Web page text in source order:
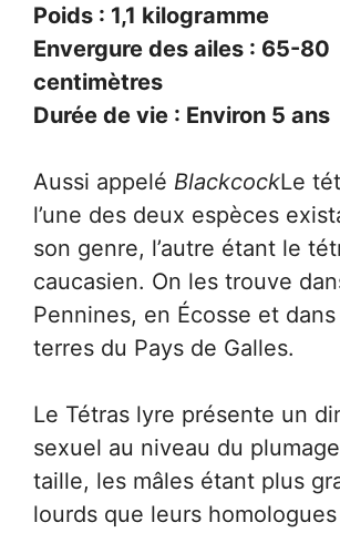
Poids : 1,1 kilogramme
Envergure des ailes : 65-80
centimètres
Durée de vie : Environ 5 ans
Aussi appelé BlackcockLe
l’une des deux espèces
son genre, l’autre étant le
caucasien. On les trouve
Pennines, en Écosse et
terres du Pays de Galles.
Le Tétras lyre présente un
sexuel au niveau du
taille, les mâles étant plus
lourds que leurs